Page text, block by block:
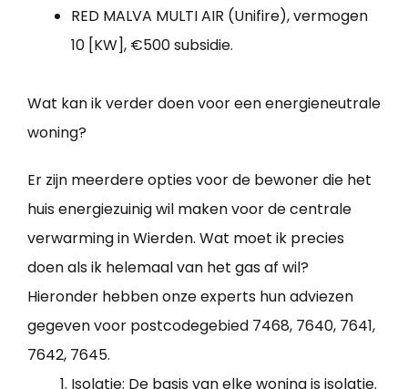
RED MALVA MULTI AIR (Unifire), vermogen
10 [KW], €500 subsidie.
Wat kan ik verder doen voor een energieneutrale
woning?
Er zijn meerdere opties voor de bewoner die het
huis energiezuinig wil maken voor de centrale
verwarming in Wierden. Wat moet ik precies
doen als ik helemaal van het gas af wil?
Hieronder hebben onze experts hun adviezen
gegeven voor postcodegebied 7468, 7640, 7641,
7642, 7645.
Isolatie: De basis van elke woning is isolatie.